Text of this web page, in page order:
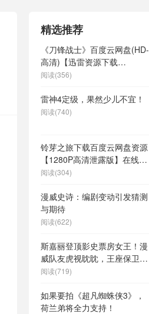
精选推荐
《刀锋战士》百度云网盘(HD-
高清)【迅雷资源下载
1280P】
阅读(356)
雷神4定级，果然少儿不宜！
阅读(740)
铃芽之旅下载百度云网盘资源
【1280P高清泄露版】在线链
接
阅读(304)
漫威史诗：编剧变动引发猜测
与期待
阅读(622)
斯嘉丽登顶影史票房女王！漫
威队友虎视眈眈，王座保卫战
打响
阅读(719)
如果要拍《超凡蜘蛛侠3》，
荷兰弟将全力支持！